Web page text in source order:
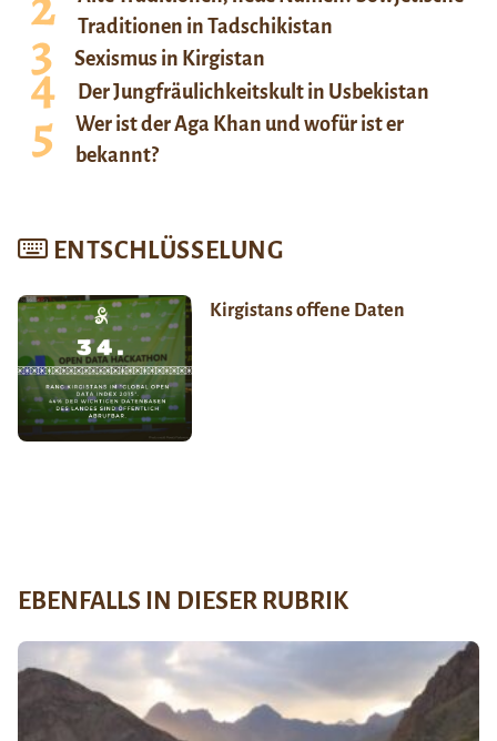
Traditionen in Tadschikistan
Sexismus in Kirgistan
Der Jungfräulichkeitskult in Usbekistan
Wer ist der Aga Khan und wofür ist er
bekannt?
ENTSCHLÜSSELUNG
Kirgistans offene Daten
EBENFALLS IN DIESER RUBRIK